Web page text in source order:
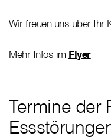
Wir freuen uns über Ihr
Mehr Infos im Flyer
Termine der